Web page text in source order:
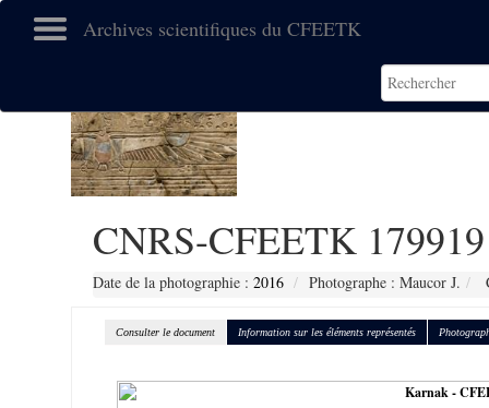
Archives scientifiques du CFEETK
CNRS-CFEETK 179919
Date de la photographie : 2016 Photographe : Maucor J.
Consulter le document Information sur les éléments représentés